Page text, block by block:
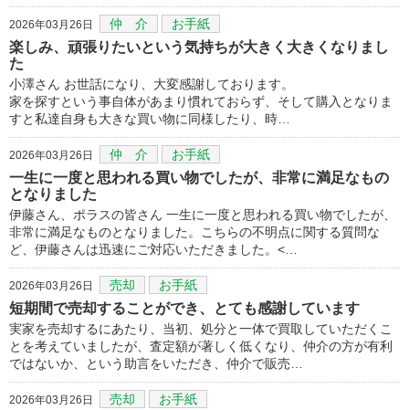
2026年03月26日 仲 介 お手紙
楽しみ、頑張りたいという気持ちが大きく大きくなりまし
た
小澤さん お世話になり、大変感謝しております。
家を探すという事自体があまり慣れておらず、そして購入となりま
すと私達自身も大きな買い物に同様したり、時…
2026年03月26日 仲 介 お手紙
一生に一度と思われる買い物でしたが、非常に満足なもの
となりました
伊藤さん、ポラスの皆さん 一生に一度と思われる買い物でしたが、
非常に満足なものとなりました。こちらの不明点に関する質問な
ど、伊藤さんは迅速にご対応いただきました。<…
2026年03月26日 売却 お手紙
短期間で売却することができ、とても感謝しています
実家を売却するにあたり、当初、処分と一体で買取していただくこ
とを考えていましたが、査定額が著しく低くなり、仲介の方が有利
ではないか、という助言をいただき、仲介で販売…
2026年03月26日 売却 お手紙